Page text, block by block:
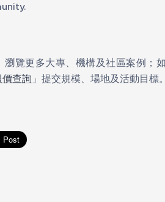
瀏覽更多大專、機構及社區案例；
價查詢 」提交規模、場地及活動目標。